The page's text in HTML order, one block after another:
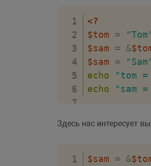
<?
$tom
=
$sam
= &
$sam
=
echo
"tom =
echo
"sam =
Здесь нас интересует
$sam = &